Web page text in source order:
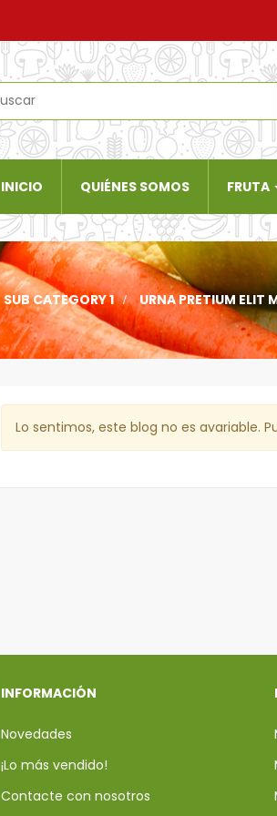
INICIO QUIÉNES SOMOS FRUTA
SUB CATEGORY 1 > URNA PRETIUM ELIT
Lo sentimos, este blog no es avariable.
INFORMACIÓN
Novedades
¡Lo más vendido!
Contacte con nosotros